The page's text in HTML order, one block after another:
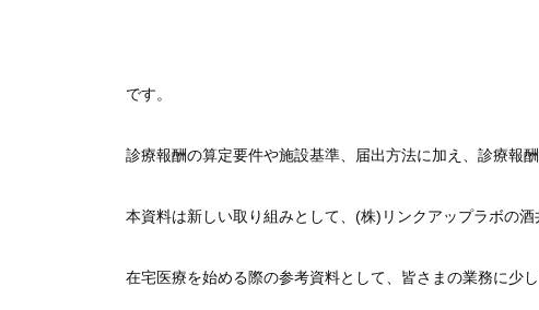
です。
診療報酬の算定要件や施設基準、届出方法に加え、診療報
本資料は新しい取り組みとして、(株)リンクアップラボの
在宅医療を始める際の参考資料として、皆さまの業務に少